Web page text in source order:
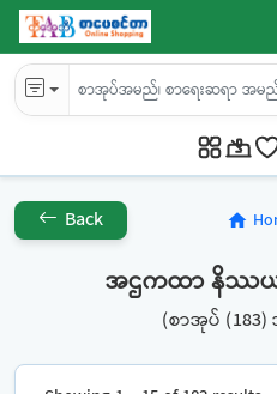
Back home
အဌကထာ နိဿယ(
(စာအုပ်